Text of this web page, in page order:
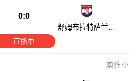
0:0
舒姆布拉特萨兰斯
直播中
澳维亚